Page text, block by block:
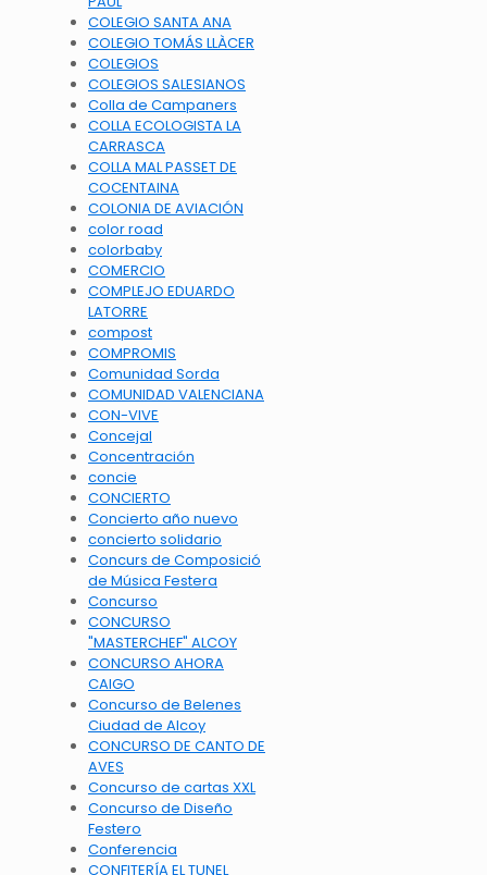
COLEGIO SANTA ANA
COLEGIO TOMÁS LLÀCER
COLEGIOS
COLEGIOS SALESIANOS
Colla de Campaners
COLLA ECOLOGISTA LA
CARRASCA
COLLA MAL PASSET DE
COCENTAINA
COLONIA DE AVIACIÓN
color road
colorbaby
COMERCIO
COMPLEJO EDUARDO
LATORRE
compost
COMPROMIS
Comunidad Sorda
COMUNIDAD VALENCIANA
CON-VIVE
Concejal
Concentración
concie
CONCIERTO
Concierto año nuevo
concierto solidario
Concurs de Composició
de Música Festera
Concurso
CONCURSO
"MASTERCHEF" ALCOY
CONCURSO AHORA
CAIGO
Concurso de Belenes
Ciudad de Alcoy
CONCURSO DE CANTO DE
AVES
Concurso de cartas XXL
Concurso de Diseño
Festero
Conferencia
CONFITERÍA EL TUNEL